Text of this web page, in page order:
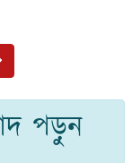
পড়ুন